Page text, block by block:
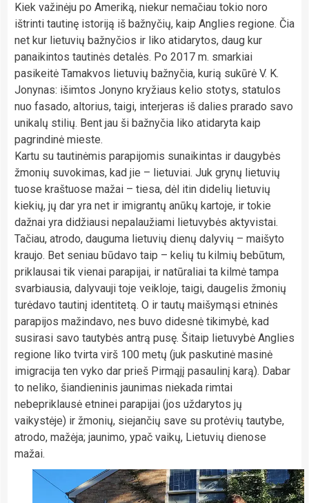
Kiek važinėju po Ameriką, niekur nemačiau tokio noro
ištrinti tautinę istoriją iš bažnyčių, kaip Anglies regione. Čia
net kur lietuvių bažnyčios ir liko atidarytos, daug kur
panaikintos tautinės detalės. Po 2017 m. smarkiai
pasikeitė Tamakvos lietuvių bažnyčia, kurią sukūrė V. K.
Jonynas: išimtos Jonyno kryžiaus kelio stotys, statulos
nuo fasado, altorius, taigi, interjeras iš dalies prarado savo
unikalų stilių. Bent jau ši bažnyčia liko atidaryta kaip
pagrindinė mieste.
Kartu su tautinėmis parapijomis sunaikintas ir daugybės
žmonių suvokimas, kad jie – lietuviai. Juk grynų lietuvių
tuose kraštuose mažai – tiesa, dėl itin didelių lietuvių
kiekių, jų dar yra net ir imigrantų anūkų kartoje, ir tokie
dažnai yra didžiausi nepalaužiami lietuvybės aktyvistai.
Tačiau, atrodo, dauguma lietuvių dienų dalyvių – maišyto
kraujo. Bet seniau būdavo taip – kelių tu kilmių bebūtum,
priklausai tik vienai parapijai, ir natūraliai ta kilmė tampa
svarbiausia, dalyvauji toje veikloje, taigi, daugelis žmonių
turėdavo tautinį identitetą. O ir tautų maišymąsi etninės
parapijos mažindavo, nes buvo didesnė tikimybė, kad
susirasi savo tautybės antrą pusę. Šitaip lietuvybė Anglies
regione liko tvirta virš 100 metų (juk paskutinė masinė
imigracija ten vyko dar prieš Pirmąjį pasaulinį karą). Dabar
to neliko, šiandieninis jaunimas niekada rimtai
nebepriklausė etninei parapijai (jos uždarytos jų
vaikystėje) ir žmonių, siejančių save su protėvių tautybe,
atrodo, mažėja; jaunimo, ypač vaikų, Lietuvių dienose
mažai.